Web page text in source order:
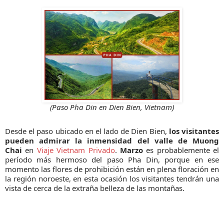
(Paso Pha Din en Dien Bien, Vietnam)
Desde el paso ubicado en el lado de Dien Bien, los visitantes
pueden admirar la inmensidad del valle de Muong
Chai en Viaje Vietnam Privado. Marzoes probablemente el
período más hermoso del paso Pha Din, porque en ese
momento las flores de prohibición están en plena floración en
la región noroeste, en esta ocasión los visitantes tendrán una
vista de cerca de la extraña belleza de las montañas.